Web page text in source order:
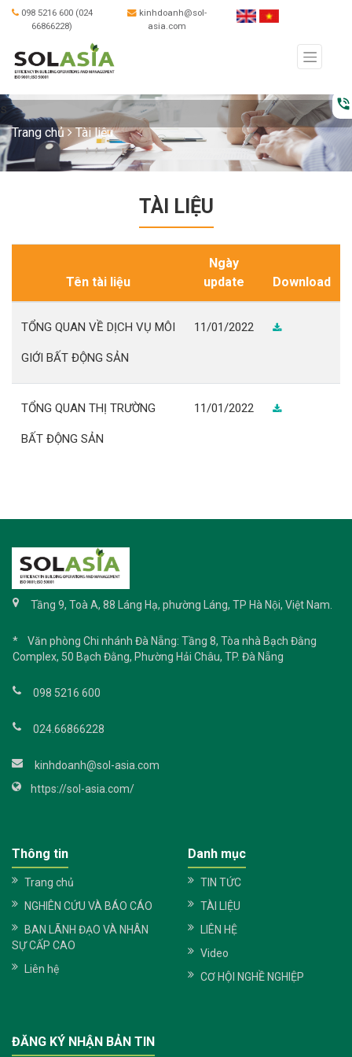
098 5216 600 (024
66866228)
kinhdoanh@sol-
asia.com
phone_in_talk
s
Trang chủ
Tài liệu
TÀI LIỆU
Tên tài liệu
Ngày
update
Download
TỔNG QUAN VỀ DỊCH VỤ MÔI
GIỚI BẤT ĐỘNG SẢN
11/01/2022
TỔNG QUAN THỊ TRƯỜNG
BẤT ĐỘNG SẢN
11/01/2022
Tầng 9, Toà A, 88 Láng Hạ, phường Láng, TP Hà Nội, Việt Nam.
* Văn phòng Chi nhánh Đà Nẵng: Tầng 8, Tòa nhà Bạch Đằng
Complex, 50 Bạch Đằng, Phường Hải Châu, TP. Đà Nẵng
098 5216 600
024.66866228
kinhdoanh@sol-asia.com
https://sol-asia.com/
Thông tin
Trang chủ
NGHIÊN CỨU VÀ BÁO CÁO
BAN LÃNH ĐẠO VÀ NHÂN
SỰ CẤP CAO
Liên hệ
Danh mục
TIN TỨC
TÀI LIỆU
LIÊN HỆ
Video
CƠ HỘI NGHỀ NGHIỆP
ĐĂNG KÝ NHẬN BẢN TIN